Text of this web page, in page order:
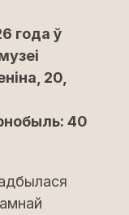
года ў
20,
40